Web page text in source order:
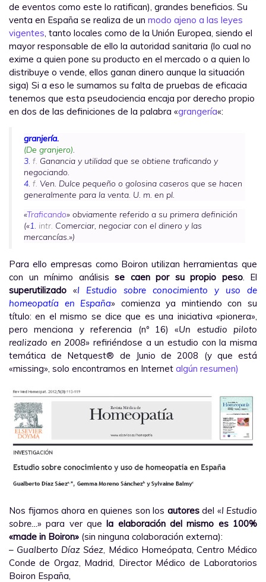
de eventos como este lo ratifican), grandes beneficios. Su
venta en España se realiza de un modo ajeno a las leyes
vigentes , tanto locales como de la Unión Europea, siendo el
mayor responsable de ello la autoridad sanitaria (lo cual no
exime a quien pone su producto en el mercado o a quien lo
distribuye o vende, ellos ganan dinero aunque la situación
siga) Si a eso le sumamos su falta de pruebas de eficacia
tenemos que esta pseudociencia encaja por derecho propio
en dos de las definiciones de la palabra «grangería«:
granjería.
(De granjero).
3. f. Ganancia y utilidad que se obtiene traficando y
negociando.
4. f. Ven. Dulce pequeño o golosina caseros que se hacen
generalmente para la venta. U. m. en pl.
«Traficando» obviamente referido a su primera definición
(«1. intr. Comerciar, negociar con el dinero y las
mercancías.»)
Para ello empresas como Boiron utilizan herramientas que
con un mínimo análisis se caen por su propio peso. El
superutilizado «I Estudio sobre conocimiento y uso de
homeopatía en España» comienza ya mintiendo con su
título: en el mismo se dice que es una iniciativa «pionera»,
pero menciona y referencia (nº 16) «Un estudio piloto
realizado en 2008» refiriéndose a un estudio con la misma
temática de Netquest® de Junio de 2008 (y que está
«missing», solo encontramos en Internet algún resumen)
Nos fijamos ahora en quienes son los autoresdel «I Estudio
sobre… » para ver quela elaboración del mismo es 100%
«made in Boiron» (sin ninguna colaboración externa):
– Gualberto Díaz Sáez , Médico Homeópata, Centro Médico
Conde de Orgaz, Madrid, Director Médico de Laboratorios
Boiron España,